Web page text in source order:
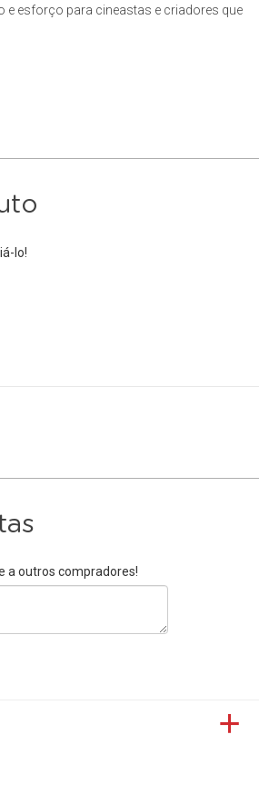
e esforço para cineastas e criadores que
lo!
a outros compradores!